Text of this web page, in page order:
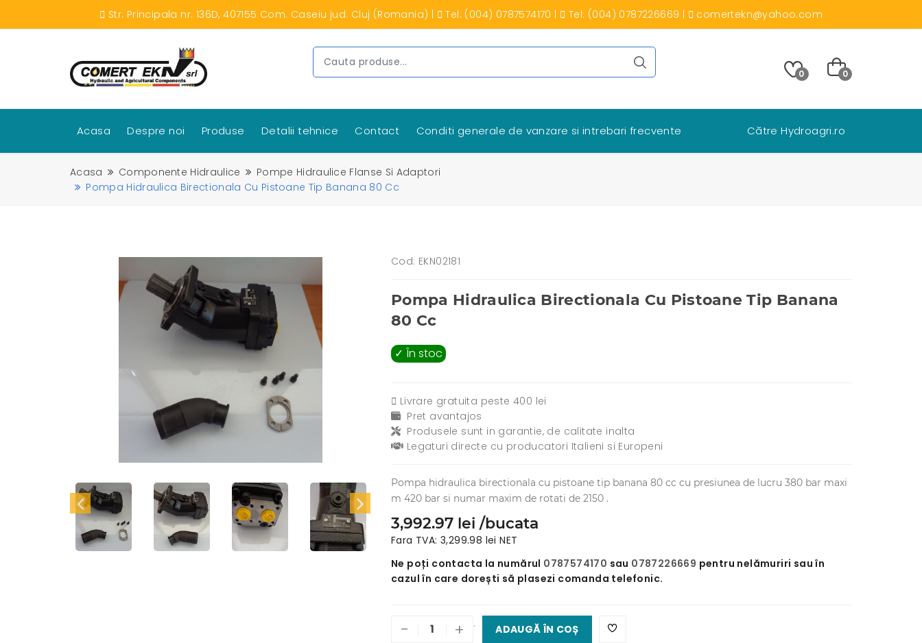
Str. Principala nr. 136D, 407155 Com. Caseiu jud. Cluj (Romania) Tel: (004) 0787574170 Tel: (004) 0787226669 comertekn@yahoo.com
0 0
Acasa Despre noi Produse Detalii tehnice Contact Conditi generale de vanzare si intrebari frecvente Către Hydroagri.ro
Acasa Componente Hidraulice
Pompe Hidraulice Flanse Si Adaptori
Pompa Hidraulica Birectionala Cu Pistoane Tip Banana 80 Cc
Cod: EKN02181
Pompa Hidraulica Birectionala Cu Pistoane Tip Banana
80 Cc
✓ În stoc
Livrare gratuita peste 400 lei
Pret avantajos
Produsele sunt in garantie, de calitate inalta
Legaturi directe cu producatori Italieni si Europeni
Pompa hidraulica birectionala cu pistoane tip banana 80 cc cu presiunea de lucru 380 bar maxi
m 420 bar si numar maxim de rotati de 2150 .
3,992.97 lei /bucata
Fara TVA: 3,299.98 lei NET
Ne poți contacta la numărul 0787574170 sau 0787226669 pentru nelămuriri sau în
cazul în care dorești să plasezi comanda telefonic.
- + . ADAUGĂ ÎN COȘ